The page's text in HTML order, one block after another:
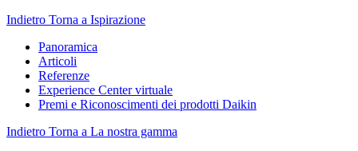
Indietro Torna a Ispirazione
Panoramica
Articoli
Referenze
Experience Center virtuale
Premi e Riconoscimenti dei prodotti Daikin
Indietro Torna a La nostra gamma